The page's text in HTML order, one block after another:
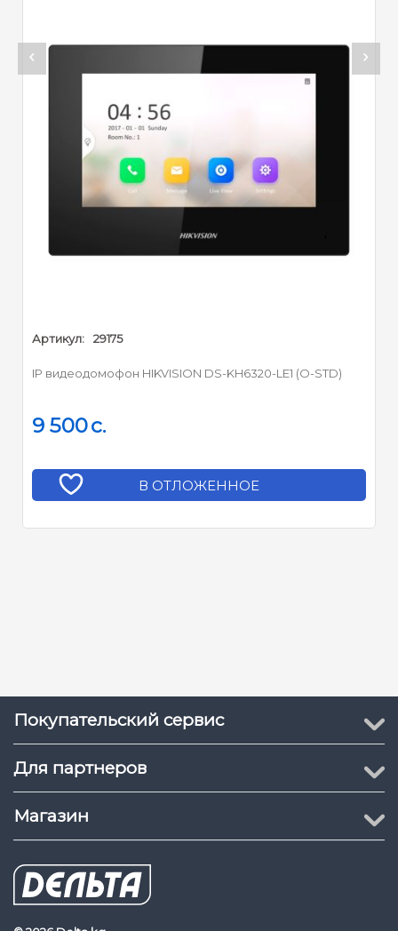
Артикул: 29175
IP видеодомофон HIKVISION DS-KH6320-LE1 (O-STD)
9 500c.
В ОТЛОЖЕННОЕ
Покупательский сервис
Для партнеров
Магазин